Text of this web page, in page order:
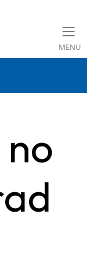
MENU